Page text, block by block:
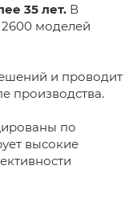
35 лет. В
моделей
и проводит
производства.
по
высокие